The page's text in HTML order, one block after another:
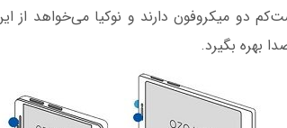
دو میکروفون دارند و نوکیا می‌خواهد از
بهره بگیرد.